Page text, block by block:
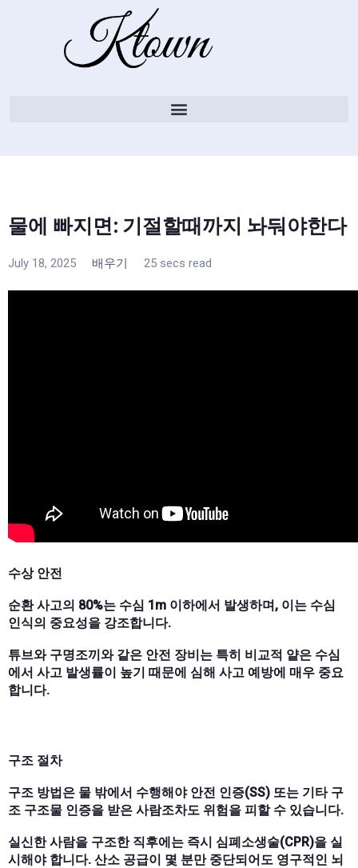
물에 빠지면: 기절할때까지 놔둬야한다
July 18, 2025 배우기 25 secs read
수상 안전
순환 사고의 80%는 수심 1m 이하에서 발생하며, 이는 수심
인식의 중요성을 강조합니다.
튜브와 구명조끼와 같은 안전 장비는 특히 비교적 얕은 수심
에서 사고 발생률이 높기 때문에 심해 사고 예방에 매우 중요
합니다.
구조 절차
구조 방법은 물 밖에서 수행해야 안전 인증(SS) 또는 기타 구
조 구조물 인증을 받은 사람조차도 위험을 피할 수 있습니다.
실신한 사람을 구조한 직후에는 즉시 심폐소생술(CPR)을 실
시해야 합니다. 산소 공급이 몇 분만 중단되어도 영구적인 뇌